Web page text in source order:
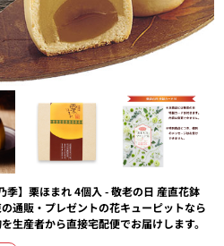
季】栗ほまれ 4個入 - 敬老の日 産直花鉢
通販・プレゼントの花キューピットなら
生産者から直接宅配便でお届けします。